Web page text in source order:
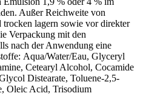
Außer Reichweite von
lagern sowie vor direkter
Verpackung mit den
nach der Anwendung eine
Aqua/Water/Eau, Glyceryl
Cetearyl Alcohol, Cocamide
Distearate, Toluene-2,5-
Oleic Acid, Trisodium